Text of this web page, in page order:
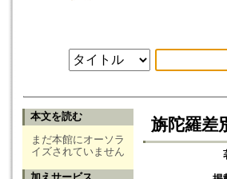
本文を読む
まだ本館にオーソラ
イズされていません
旃陀羅差